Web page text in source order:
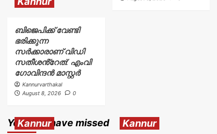
ബിജെപിക്ക് വേണ്ടി
ഭരിക്കുന്ന
സർക്കാരാണ് വിഡി
സതീശൻ്റേത്: എംവി
ഗോവിന്ദൻ മാസ്റ്റർ
Kannurvarthakal
August 8, 2026
0
You may have missed
Kannur Kannur